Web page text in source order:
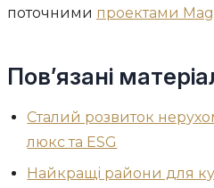
поточними проектами
Пов’язані
Сталий розвиток
люкс та ESG
Найкращі райони для